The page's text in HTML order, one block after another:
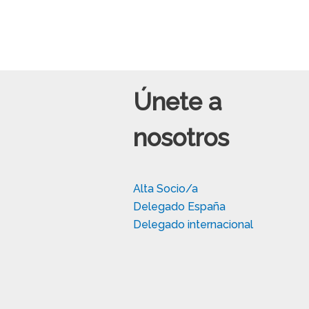
Únete a
nosotros
Alta Socio/a
Delegado España
Delegado internacional